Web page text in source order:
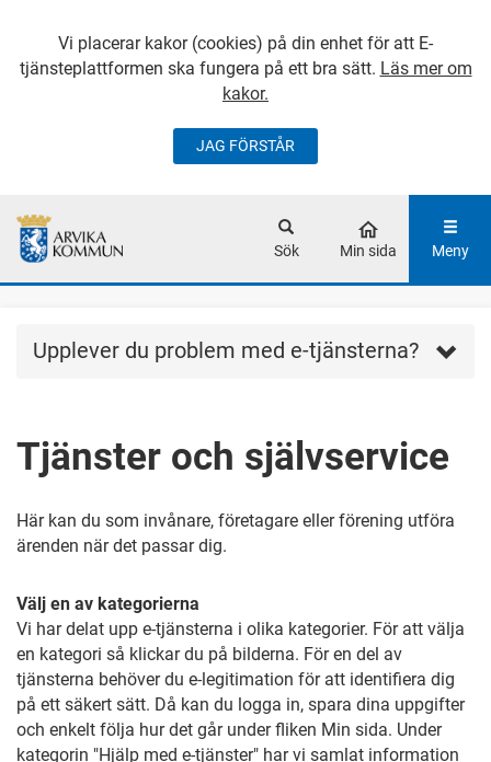
Vi placerar kakor (cookies) på din enhet för att E-
tjänsteplattformen ska fungera på ett bra sätt. Läs mer om
kakor.
JAG FÖRSTÅR
GÅ DIREKT TILL
Sök Min sida Meny
Upplever du problem med e-tjänsterna?
Tjänster och självservice
Här kan du som invånare, företagare eller förening utföra
ärenden när det passar dig.
Välj en av kategorierna
Vi har delat upp e-tjänsterna i olika kategorier. För att välja
en kategori så klickar du på bilderna. För en del av
tjänsterna behöver du e-legitimation för att identifiera dig
på ett säkert sätt. Då kan du logga in, spara dina uppgifter
och enkelt följa hur det går under fliken Min sida. Under
kategorin "Hjälp med e-tjänster" har vi samlat information